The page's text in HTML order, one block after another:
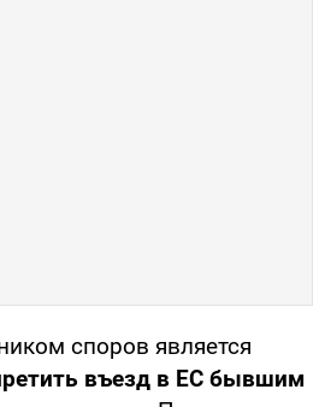
споров является
въезд в ЕС бывшим